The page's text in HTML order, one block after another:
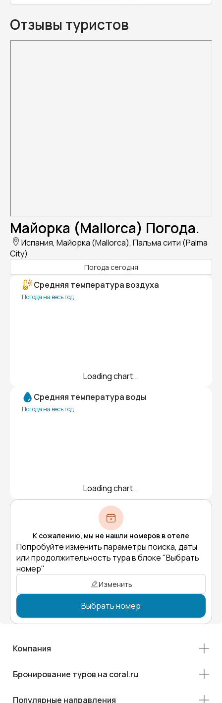
Отзывы туристов
Майорка (Mallorca) Погода.
Испания, Майорка (Mallorca), Пальма сити (Palma
City)
Погода сегодня
Средняя температура воздуха
Погода на весь год
Loading chart...
Средняя температура воды
Погода на весь год
Loading chart...
К сожалению, мы не нашли номеров в отеле
Попробуйте изменить параметры поиска, даты
или продолжительность тура в блоке "Выбрать
номер"
Изменить
Выбрать номер
Компания
Бронирование туров на coral.ru
Популярные направления